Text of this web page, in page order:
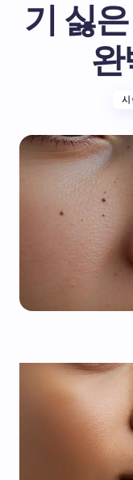
기 싫
완
시